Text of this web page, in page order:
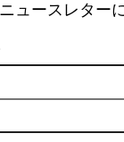
ュースレター